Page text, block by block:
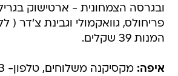
ובגרסה הצמחונית - ארטישוק
פריחולס, גוואקמולי וגבינת צ'דר (
המנות 39 שקלים.
איפה: